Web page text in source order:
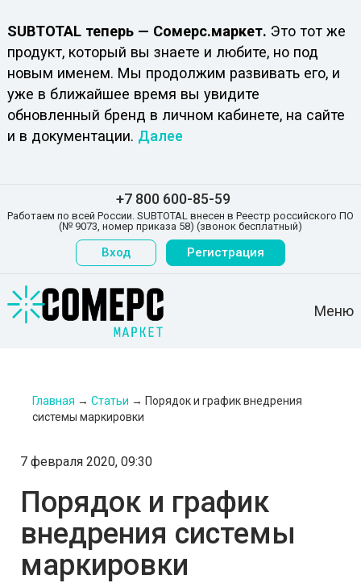
SUBTOTAL теперь — Сомерс.маркет. Это тот же
продукт, который вы знаете и любите, но под
новым именем. Мы продолжим развивать его, и
уже в ближайшее время вы увидите
обновленный бренд в личном кабинете, на сайте
и в документации. Далее
+7 800 600-85-59
Работаем по всей России. SUBTOTAL внесен в Реестр российского ПО
(№ 9073, номер приказа 58) (звонок бесплатный)
Вход Регистрация
Меню
Главная → Статьи → Порядок и график внедрения
системы маркировки
7 февраля 2020, 09:30
Порядок и график
внедрения системы
маркировки